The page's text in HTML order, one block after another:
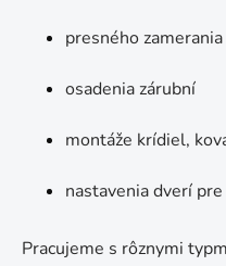
presného
osadenia zárubní
montáže krídiel,
nastavenia dverí
Pracujeme s rôznymi